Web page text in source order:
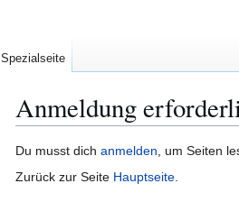
Anmeldung
Zur
Navigation
Zur
Suche
Du musst dich anmelden, um Seiten
Zurück zur Seite Hauptseite.
Spezialseite